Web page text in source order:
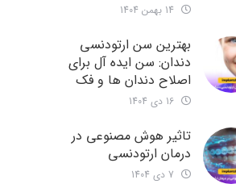
بهترین سن ارتودنسی
دندان: سن ایده آل برای
اصلاح دندان ها و فک
تاثیر هوش مصنوعی در
درمان ارتودنسی